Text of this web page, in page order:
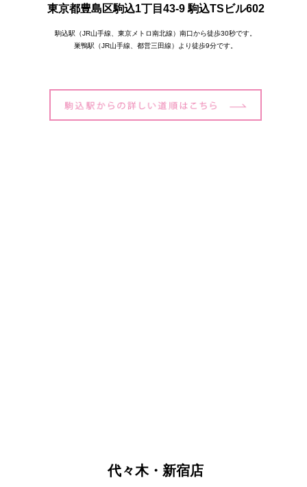
東京都豊島区駒込1丁目43-9 駒込TSビル602
駒込駅（JR山手線、東京メトロ南北線）南口から徒歩30秒です。
巣鴨駅（JR山手線、都営三田線）より徒歩9分です。
代々木・新宿店